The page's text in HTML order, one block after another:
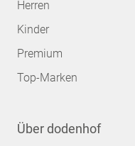
Herren
Kinder
Premium
Top-Marken
Über dodenhof